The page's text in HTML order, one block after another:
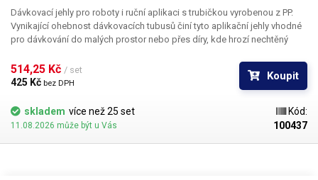
Dávkovací jehly pro roboty i ruční aplikaci s trubičkou vyrobenou z PP.
Vynikající ohebnost dávkovacích tubusů činí tyto aplikační jehly vhodné
pro dávkování do malých prostor nebo přes díry, kde hrozí nechtěný
popřípadě hrozí poškození obrobku nechtěným kontaktem s hrotem
jehly.
514,25 Kč / set
425 Kč bez DPH
Koupit
skladem více než 25 set
11.08.2026 může být u Vás
Kód:
100437